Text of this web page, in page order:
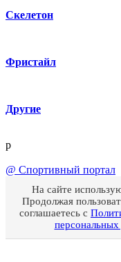
Скелетон
Фристайл
Другие
p
@ Спортивный портал
На сайте
Продолжая
соглашаетесь с